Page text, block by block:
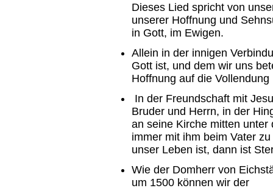
Dieses Lied spricht von
unserer Hoffnung und
in Gott, im Ewigen.
Allein in der innigen
Gott ist, und dem wir uns
Hoffnung auf die
In der Freundschaft mit
Bruder und Herrn, in der
an seine Kirche mitten
immer mit ihm beim Vater
unser Leben ist, dann ist
Wie der Domherr von
um 1500 können wir der